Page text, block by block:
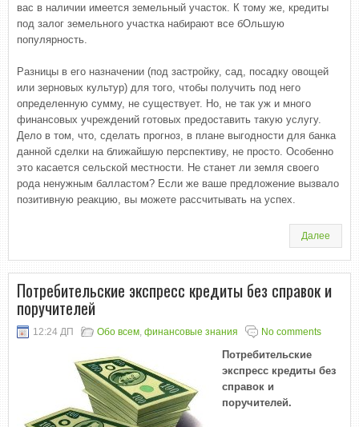
вас в наличии имеется земельный участок. К тому же, кредиты
под залог земельного участка набирают все бОльшую
популярность.
Разницы в его назначении (под застройку, сад, посадку овощей
или зерновых культур) для того, чтобы получить под него
определенную сумму, не существует. Но, не так уж и много
финансовых учреждений готовых предоставить такую услугу.
Дело в том, что, сделать прогноз, в плане выгодности для банка
данной сделки на ближайшую перспективу, не просто. Особенно
это касается сельской местности. Не станет ли земля своего
рода ненужным балластом? Если же ваше предложение вызвало
позитивную реакцию, вы можете рассчитывать на успех.
Далее
Потребительские экспресс кредиты без справок и
поручителей
12:24 ДП Обо всем финансовые знания No comments
Потребительские
экспресс кредиты без
справок и
поручителей.